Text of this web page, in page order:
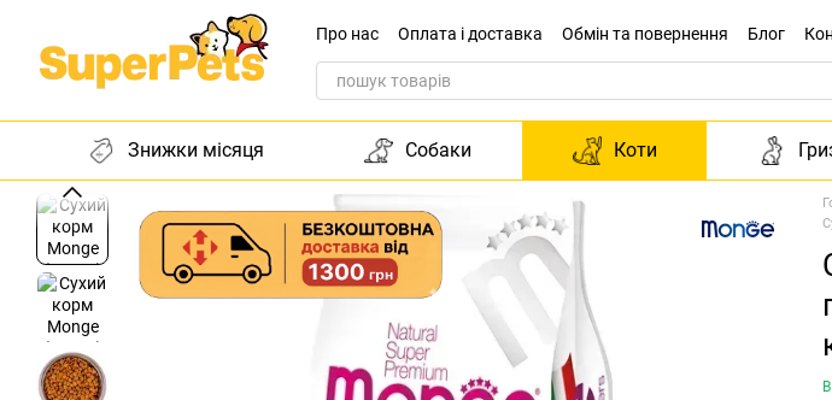
Перейти до основного контенту
Про нас Оплата і доставка Обмін та повернення Блог
Звернення до директора
Знижки місяця Собаки Коти